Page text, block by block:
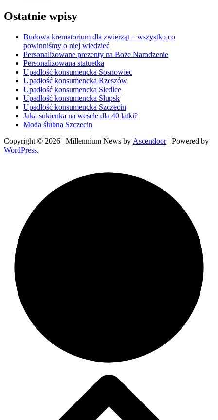
Ostatnie wpisy
Budowa krematorium dla zwierząt – wszystko co
powinniśmy o niej wiedzieć
Personalizowane prezenty na Boże Narodzenie
Personalizowana statuetka
Upadłość konsumencka Sosnowiec
Upadłość konsumencka Rzeszów
Upadłość konsumencka Siedlce
Upadłość konsumencka Słupsk
Upadłość konsumencka Szczecin
Jaka sukienka na wesele dla 40 latki?
Moda ślubna Szczecin
Copyright © 2026 | Millennium News by Ascendoor| Powered by
WordPress.